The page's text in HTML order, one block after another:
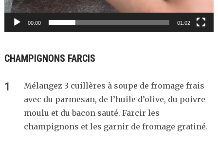
00:00 01:02
CHAMPIGNONS FARCIS
Mélangez 3 cuillères à soupe de fromage frais
avec du parmesan, de l’huile d’olive, du poivre
moulu et du bacon sauté. Farcir les
champignons et les garnir de fromage gratiné.